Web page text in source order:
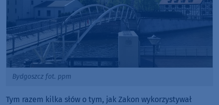
Bydgoszcz fot. ppm
Tym razem kilka słów o tym, jak Zakon wykorzystywał